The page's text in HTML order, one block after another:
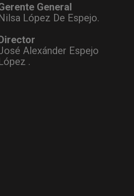
General
López De Espejo.
Alexánder Espejo
.